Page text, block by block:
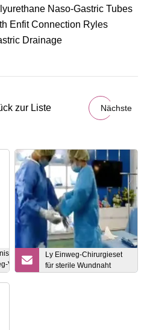
zur Liste Nächste
Violett-
von
Ly Einweg-Chirurgieset
für sterile Wundnaht